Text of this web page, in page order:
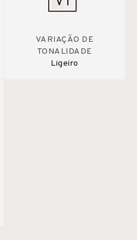
VARIAÇÃO DE
TONALIDADE
Ligeiro